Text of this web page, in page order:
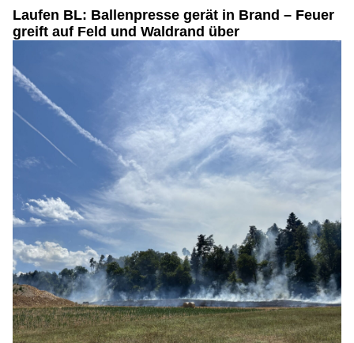
Laufen BL: Ballenpresse gerät in Brand – Feuer
greift auf Feld und Waldrand über